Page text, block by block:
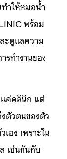
ำให้หมอน้ำ
พร้อม
ะดูแลความ
รทำงานของ
แค่คลินิก แต่
งตัวตนของตัว
อง เพราะใน
เช่นกันกับ